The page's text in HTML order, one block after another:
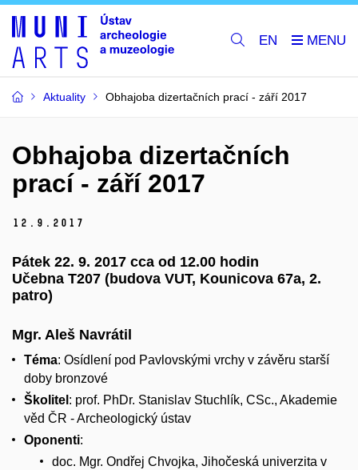
EN
Aktuality Obhajoba dizertačních prací - září 2017
Obhajoba dizertačních
prací - září 2017
12. 9. 2017
Pátek 22. 9. 2017 cca od 12.00 hodin
Učebna T207 (budova VUT, Kounicova 67a, 2.
patro)
Mgr. Aleš Navrátil
Téma: Osídlení pod Pavlovskými vrchy v závěru starší
doby bronzové
Školitel : prof. PhDr. Stanislav Stuchlík, CSc., Akademie
věd ČR - Archeologický ústav
Oponenti:
doc. Mgr. Ondřej Chvojka, Jihočeská univerzita v